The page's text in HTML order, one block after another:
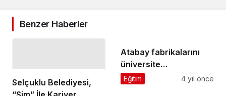
Benzer Haberler
Selçuklu Belediyesi,
Atabay fabrikalarını
üniversite
öğrencilerine açtı
Eğitim 4 yıl önce